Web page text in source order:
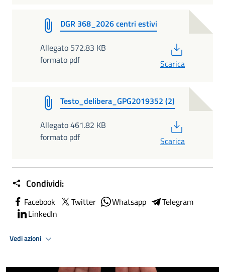
DGR 368_2026 centri estivi
Allegato 572.83 KB
formato pdf
Scarica
Testo_delibera_GPG2019352 (2)
Allegato 461.82 KB
formato pdf
Scarica
Condividi:
Facebook Twitter Whatsapp
Telegram
LinkedIn
Vedi azioni